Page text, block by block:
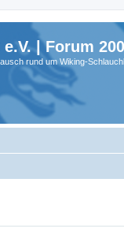
e.V. | Forum
rund um Wiking-